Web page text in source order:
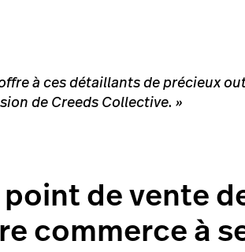
à ces détaillants de précieux
de Creeds Collective. »
de vente
commerce à